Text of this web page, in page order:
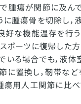
腫瘍が関節に及ん
に腫瘍骨を切除し
好な機能温存を行
ポーツに復帰した方
いる場合でも，液
に置換し，靭帯など
瘍用人工関節に比